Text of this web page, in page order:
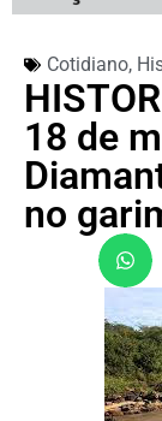
Cotidiano,
18 de
no